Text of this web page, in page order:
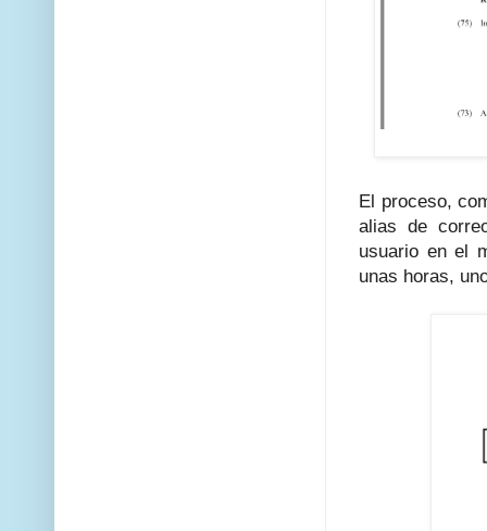
El proceso,
alias de
usuario en el
unas horas,